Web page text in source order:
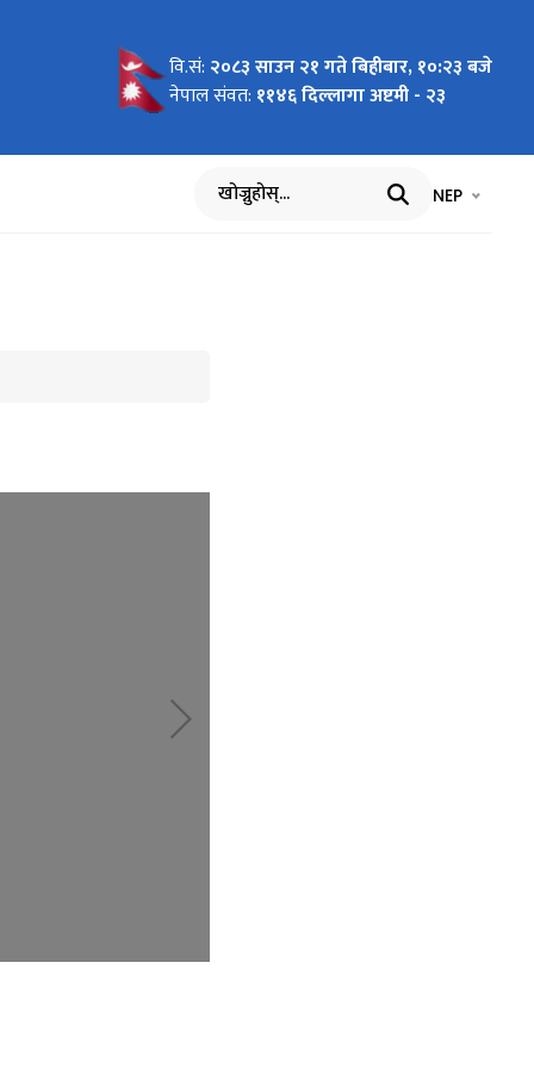
वि.सं: २०८३ साउन २१ गते बिहीबार, १०:२३ बजे
नेपाल संवत: ११४६ दिल्लागा अष्टमी - २३
खोज्नुहोस् भाषा चयन
NEP